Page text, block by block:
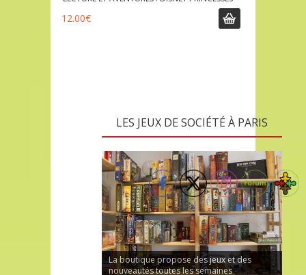
12.00€
LES JEUX DE SOCIÉTÉ À PARIS
La boutique propose des jeux et des
nouveautés toutes les semaines